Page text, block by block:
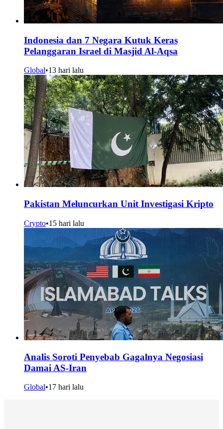
Indonesia dan 7 Negara Kutuk Keras
Pelanggaran Israel di Masjid Al-Aqsa
Global•13 hari lalu
Pakistan Meluncurkan Unit Investigasi Kripto
Crypto•15 hari lalu
Analis Soroti Penyebab Gagalnya Negosiasi
Damai AS-Iran
Global•17 hari lalu